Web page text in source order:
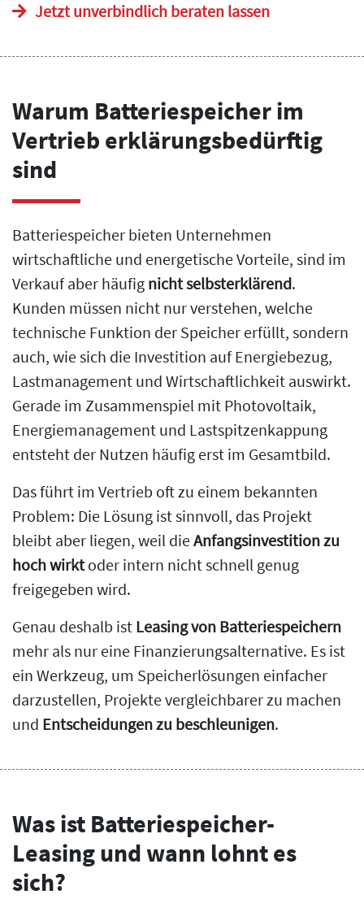
Jetzt unverbindlich beraten lassen
Warum Batteriespeicher im
Vertrieb erklärungsbedürftig
sind
Batteriespeicher bieten Unternehmen
wirtschaftliche und energetische Vorteile, sind im
Verkauf aber häufig nicht selbsterklärend.
Kunden müssen nicht nur verstehen, welche
technische Funktion der Speicher erfüllt, sondern
auch, wie sich die Investition auf Energiebezug,
Lastmanagement und Wirtschaftlichkeit auswirkt.
Gerade im Zusammenspiel mit Photovoltaik,
Energiemanagement und Lastspitzenkappung
entsteht der Nutzen häufig erst im Gesamtbild.
Das führt im Vertrieb oft zu einem bekannten
Problem: Die Lösung ist sinnvoll, das Projekt
bleibt aber liegen, weil dieAnfangsinvestition zu
hoch wirktoder intern nicht schnell genug
freigegeben wird.
Genau deshalb ist Leasing von Batteriespeichern
mehr als nur eine Finanzierungsalternative. Es ist
ein Werkzeug, um Speicherlösungen einfacher
darzustellen, Projekte vergleichbarer zu machen
und Entscheidungen zu beschleunigen.
Was ist Batteriespeicher-
Leasing und wann lohnt es
sich?